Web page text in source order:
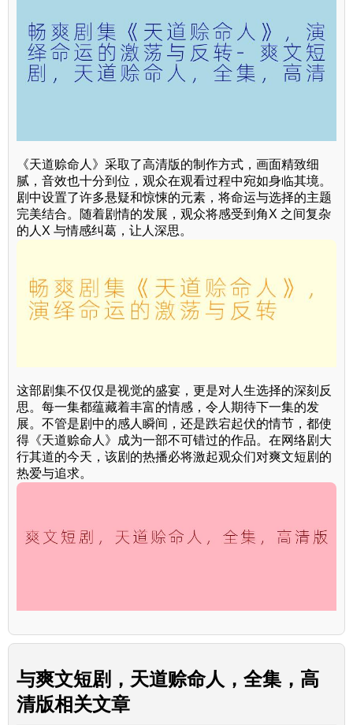
《天道赊命人》采取了高清版的制作方式，画面精致细
腻，音效也十分到位，观众在观看过程中宛如身临其境。
剧中设置了许多悬疑和惊悚的元素，将命运与选择的主题
完美结合。随着剧情的发展，观众将感受到角X 之间复杂
的人X 与情感纠葛，让人深思。
这部剧集不仅仅是视觉的盛宴，更是对人生选择的深刻反
思。每一集都蕴藏着丰富的情感，令人期待下一集的发
展。不管是剧中的感人瞬间，还是跌宕起伏的情节，都使
得《天道赊命人》成为一部不可错过的作品。在网络剧大
行其道的今天，该剧的热播必将激起观众们对爽文短剧的
热爱与追求。
与爽文短剧，天道赊命人，全集，高
清版相关文章